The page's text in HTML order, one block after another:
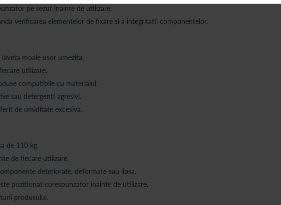
pe sezut inainte de utilizare.
verificarea elementelor de fixare si a integritatii componentelor.
moale usor umezita.
utilizare.
compatibile cu materialul.
sau detergenti agresivi.
de umiditate excesiva.
de 110 kg.
de fiecare utilizare.
deteriorate, deformate sau lipsa.
pozitionat corespunzator inainte de utilizare.
produsului.